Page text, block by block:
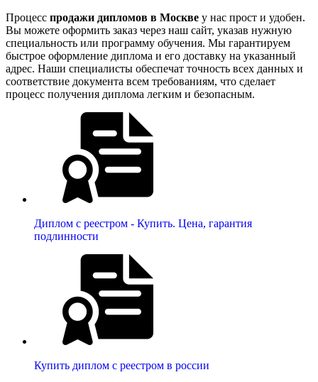
Процесс продажи дипломов в Москве у нас прост и удобен.
Вы можете оформить заказ через наш сайт, указав нужную
специальность или программу обучения. Мы гарантируем
быстрое оформление диплома и его доставку на указанный
адрес. Наши специалисты обеспечат точность всех данных и
соответствие документа всем требованиям, что сделает
процесс получения диплома легким и безопасным.
Диплом с реестром - Купить. Цена, гарантия
подлинности
Купить диплом с реестром в россии